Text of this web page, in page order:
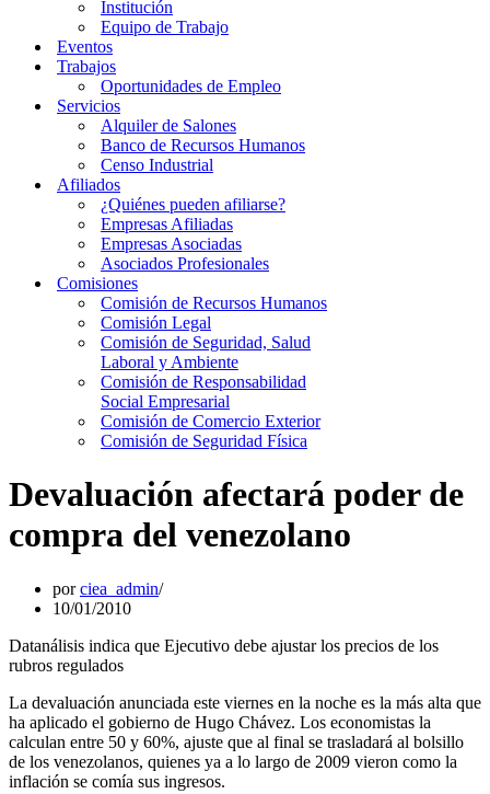
Institución
Equipo de Trabajo
Eventos
Trabajos
Oportunidades de Empleo
Servicios
Alquiler de Salones
Banco de Recursos Humanos
Censo Industrial
Afiliados
¿Quiénes pueden afiliarse?
Empresas Afiliadas
Empresas Asociadas
Asociados Profesionales
Comisiones
Comisión de Recursos Humanos
Comisión Legal
Comisión de Seguridad, Salud
Laboral y Ambiente
Comisión de Responsabilidad
Social Empresarial
Comisión de Comercio Exterior
Comisión de Seguridad Física
Devaluación afectará poder de
compra del venezolano
porciea_admin
10/01/2010
Datanálisis indica que Ejecutivo debe ajustar los precios de los
rubros regulados
La devaluación anunciada este viernes en la noche es la más alta que
ha aplicado el gobierno de Hugo Chávez. Los economistas la
calculan entre 50 y 60%, ajuste que al final se trasladará al bolsillo
de los venezolanos, quienes ya a lo largo de 2009 vieron como la
inflación se comía sus ingresos.